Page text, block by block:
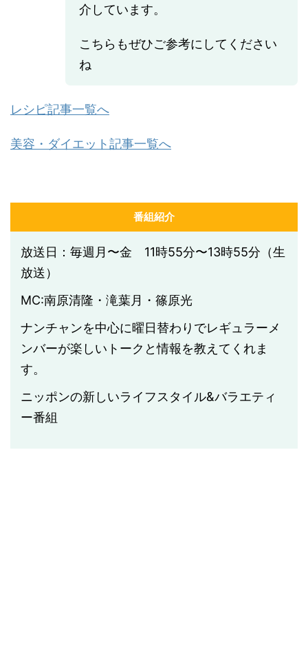
介しています。
こちらもぜひご参考にしてください
ね
レシピ記事一覧へ
美容・ダイエット記事一覧へ
番組紹介
放送日：毎週月〜金 11時55分〜13時55分（生
放送）
MC:南原清隆・滝葉月・篠原光
ナンチャンを中心に曜日替わりでレギュラーメ
ンバーが楽しいトークと情報を教えてくれま
す。
ニッポンの新しいライフスタイル&バラエティ
ー番組